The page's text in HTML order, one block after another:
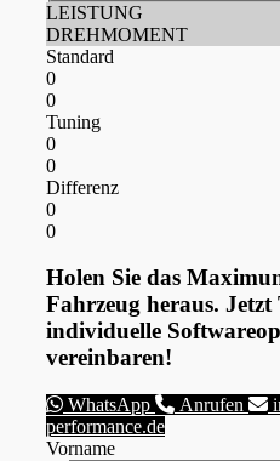
LEISTUNG
DREHMOMENT
Standard
0
0
Tuning
0
0
Differenz
0
0
Holen Sie das
Fahrzeug heraus.
individuelle
vereinbaren!
WhatsApp Anrufen
performance.de
Vorname